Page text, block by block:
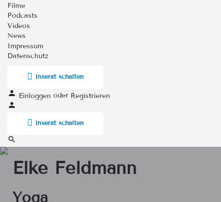
Filme
Podcasts
Videos
News
Impressum
Datenschutz
Inserat schalten
Einloggen oder Registrieren
Inserat schalten
Elke Feldmann
Yoga